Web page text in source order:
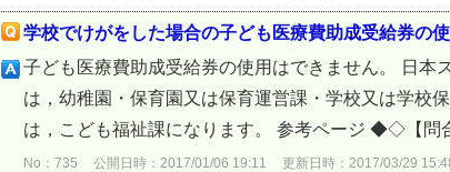
学校でけがをした場合の子ども医療費助成受給券の使
子ども医療費助成受給券の使用はできません。 日本
は，幼稚園・保育園又は保育運営課・学校又は学校
は，こども福祉課になります。 参考ページ ◆◇【問
No：735 公開日時：2017/01/06 19:11 更新日時：2017/03/29